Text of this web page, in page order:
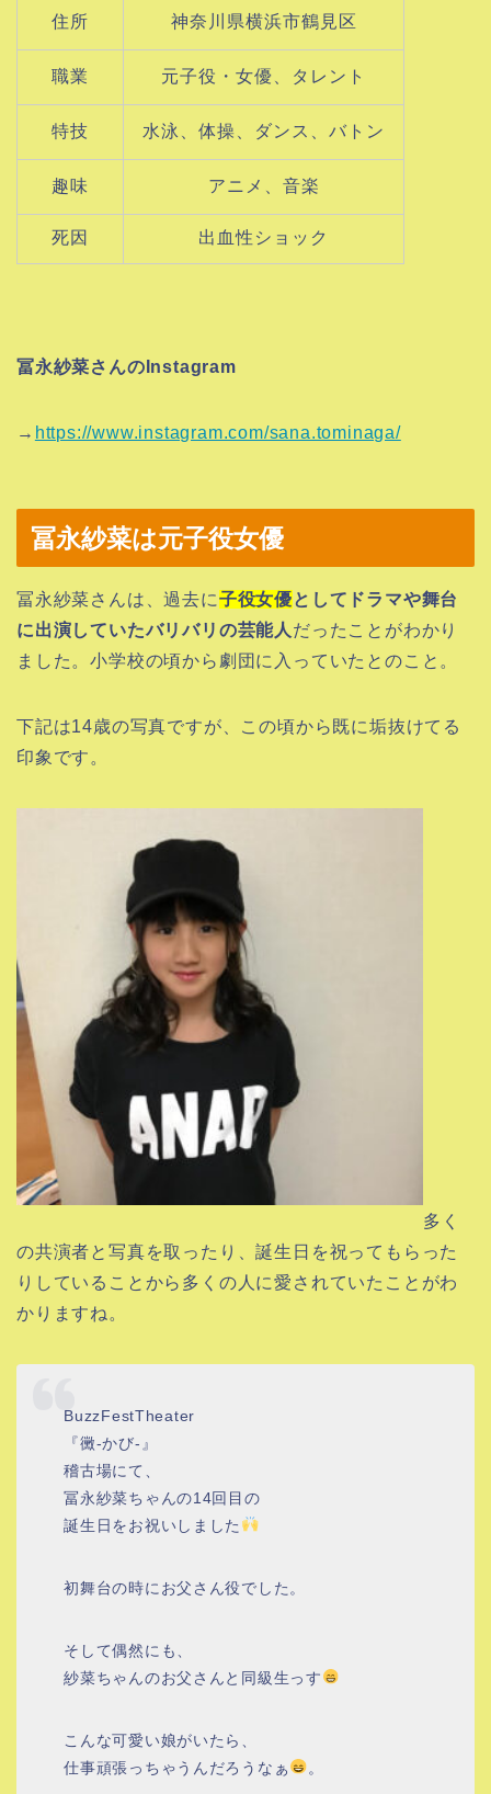
住所 神奈川県横浜市鶴見区
職業 元子役・女優、タレント
特技 水泳、体操、ダンス、バトン
趣味 アニメ、音楽
死因 出血性ショック
冨永紗菜さんのInstagram
→ https://www.instagram.com/sana.tominaga/
冨永紗菜は元子役女優
冨永紗菜さんは、過去に子役女優としてドラマや舞台
に出演していたバリバリの芸能人 だったことがわかり
ました。小学校の頃から劇団に入っていたとのこと。
下記は14歳の写真ですが、この頃から既に垢抜けてる
印象です。
多く
の共演者と写真を取ったり、誕生日を祝ってもらった
りしていることから多くの人に愛されていたことがわ
かりますね。
BuzzFestTheater
『黴-かび-』
稽古場にて、
冨永紗菜ちゃんの14回目の
誕生日をお祝いしました
初舞台の時にお父さん役でした。
そして偶然にも、
紗菜ちゃんのお父さんと同級生っす
こんな可愛い娘がいたら、
仕事頑張っちゃうんだろうなぁ
。